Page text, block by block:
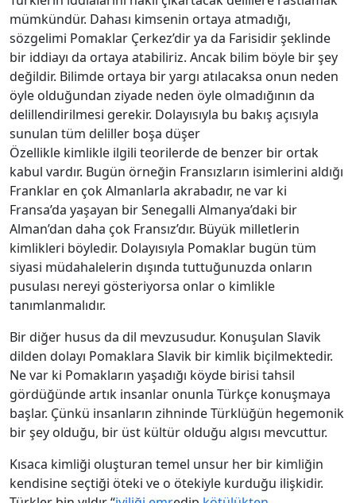
mümkündür. Dahası kimsenin ortaya atmadığı,
sözgelimi Pomaklar Çerkez’dir ya da Farisidir şeklinde
bir iddiayı da ortaya atabiliriz. Ancak bilim böyle bir şey
değildir. Bilimde ortaya bir yargı atılacaksa onun neden
öyle olduğundan ziyade neden öyle olmadığının da
delillendirilmesi gerekir. Dolayısıyla bu bakış açısıyla
sunulan tüm deliller boşa düşer
Özellikle kimlikle ilgili teorilerde de benzer bir ortak
kabul vardır. Bugün örneğin Fransızların isimlerini aldığı
Franklar en çok Almanlarla akrabadır, ne var ki
Fransa’da yaşayan bir Senegalli Almanya’daki bir
Alman’dan daha çok Fransız’dır. Büyük milletlerin
kimlikleri böyledir. Dolayısıyla Pomaklar bugün tüm
siyasi müdahalelerin dışında tuttuğunuzda onların
pusulası nereyi gösteriyorsa onlar o kimlikle
tanımlanmalıdır.
Bir diğer husus da dil mevzusudur. Konuşulan Slavik
dilden dolayı Pomaklara Slavik bir kimlik biçilmektedir.
Ne var ki Pomakların yaşadığı köyde birisi tahsil
gördüğünde artık insanlar onunla Türkçe konuşmaya
başlar. Çünkü insanların zihninde Türklüğün hegemonik
bir şey olduğu, bir üst kültür olduğu algısı mevcuttur.
Kısaca kimliği oluşturan temel unsur her bir kimliğin
kendisine seçtiği öteki ve o ötekiyle kurduğu ilişkidir.